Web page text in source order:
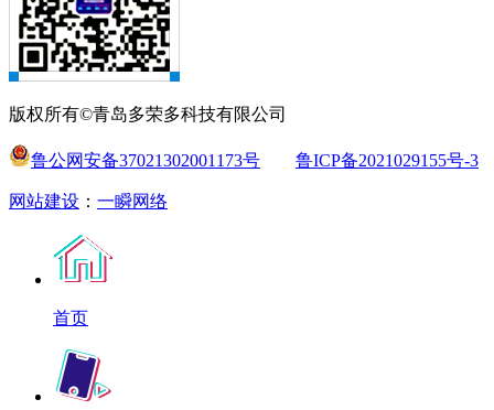
版权所有©青岛多荣多科技有限公司
鲁公网安备37021302001173号 鲁ICP备2021029155号-3
网站建设 ： 一瞬网络
首页